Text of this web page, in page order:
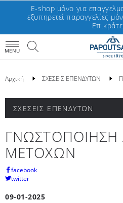
E-shop μόνο για
εξυπηρετεί παραγγελίες
MENU
Αρχική ΣΧΕΣΕΙΣ ΕΠΕΝΔΥΤΩΝ
ΣΧΕΣΕΙΣ ΕΠΕΝΔΥΤΩΝ
ΓΝΩΣΤΟΠΟΙΗΣΗ
ΜΕΤΟΧΩΝ
facebook
twitter
09-01-2025